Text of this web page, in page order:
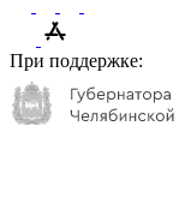
При поддержке: